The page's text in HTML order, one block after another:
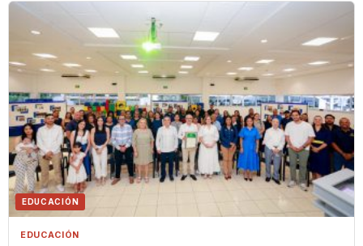
EDUCACIÓN
EDUCACIÓN